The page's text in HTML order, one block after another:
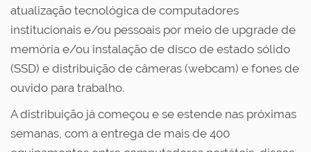
atualização tecnológica de computadores
institucionais e/ou pessoais por meio de upgrade de
memória e/ou instalação de disco de estado sólido
(SSD) e distribuição de câmeras (webcam) e fones de
ouvido para trabalho.
A distribuição já começou e se estende nas próximas
semanas, com a entrega de mais de 400